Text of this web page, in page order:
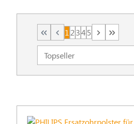
Seite
1 Seite
2 Seite
3 Seite
4 Seite
5